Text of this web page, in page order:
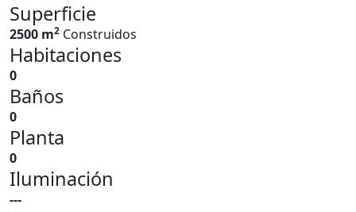
Superficie
2500 m2 Construidos
Habitaciones
0
Baños
0
Planta
0
Iluminación
---